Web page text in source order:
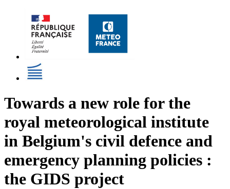
Towards a new role for the
royal meteorological institute
in Belgium's civil defence and
emergency planning policies :
the GIDS project